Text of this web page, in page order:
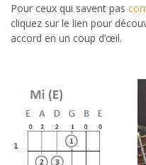
Pour ceux qui savent pas
cliquez sur le lien pour
accord en un coup d’œil.